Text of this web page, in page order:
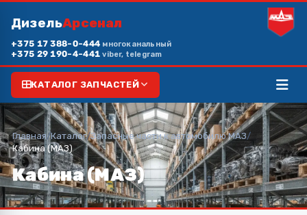
ДизельАрсенал
+375 17 388-0-444 многоканальный
+375 29 190-4-441viber, telegram
КАТАЛОГ ЗАПЧАСТЕЙ
Главная/Каталог/Запасные части к автомобилю МАЗ/
Кабина (МАЗ)
Кабина (МАЗ)